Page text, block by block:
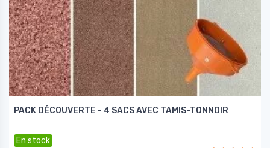
PACK DÉCOUVERTE - 4 SACS AVEC TAMIS-TONNOIR
En stock